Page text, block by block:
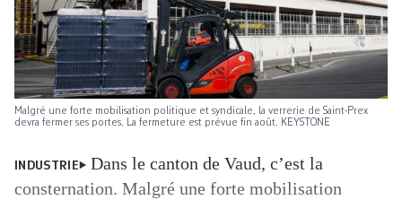
Malgré une forte mobilisation politique et syndicale, la verrerie de Saint-Prex
devra fermer ses portes. La fermeture est prévue fin août. KEYSTONE
INDUSTRIE
Dans le canton de Vaud, c’est la
consternation. Malgré une forte mobilisation